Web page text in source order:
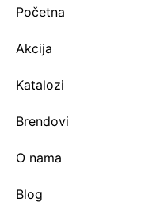
Početna
Akcija
Katalozi
Brendovi
O nama
Blog